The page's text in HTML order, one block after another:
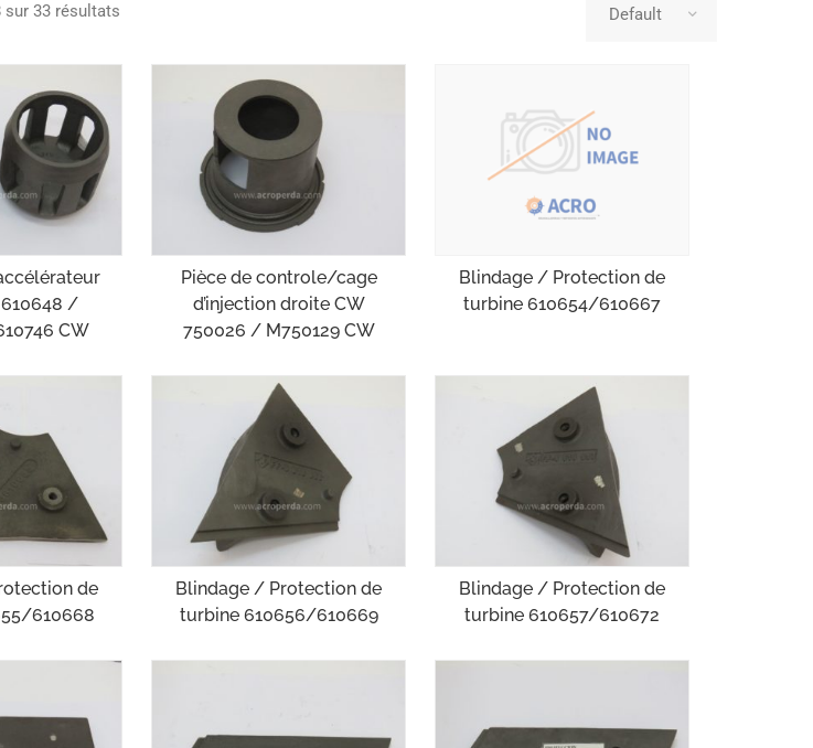
sur 33 résultats
/
CW
Pièce de controle/cage
d’injection droite CW
750026 / M750129 CW
Blindage / Protection de
turbine 610654/610667
de
610668
Blindage / Protection de
turbine 610656/610669
Blindage / Protection de
turbine 610657/610672